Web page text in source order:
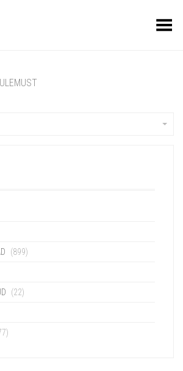
Kuva menüü
(899)
(22)